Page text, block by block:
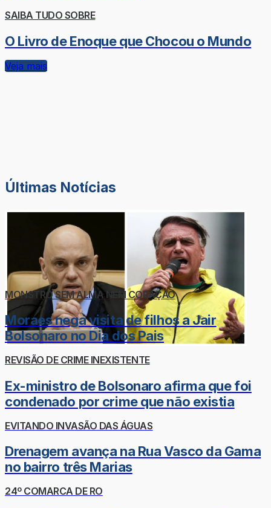
SAIBA TUDO SOBRE
O Livro de Enoque que Chocou o Mundo
Veja mais
Últimas Notícias
MONSTRO SEM ALMA NEM CORAÇÃO
Moraes nega visita de filhos a Jair
Bolsonaro no Dia dos Pais
REVISÃO DE CRIME INEXISTENTE
Ex-ministro de Bolsonaro afirma que foi
condenado por crime que não existia
EVITANDO INVASÃO DAS ÁGUAS
Drenagem avança na Rua Vasco da Gama
no bairro três Marias
24º COMARCA DE RO